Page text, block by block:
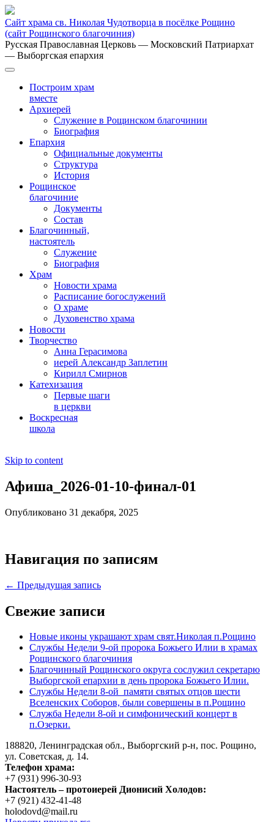
Сайт храма св. Николая Чудотворца в посёлке Рощино
(сайт Рощинского благочиния)
Русская Православная Церковь — Московский Патриархат
— Выборгская епархия
Построим храм
вместе
Архиерей
Служение в Рощинском благочинии
Биография
Епархия
Официальные документы
Структура
История
Рощинское
благочиние
Документы
Состав
Благочинный,
настоятель
Служение
Биография
Храм
Новости храма
Расписание богослужений
О храме
Духовенство храма
Новости
Творчество
Анна Герасимова
иерей Александр Заплетин
Кирилл Смирнов
Катехизация
Первые шаги
в церкви
Воскресная
школа
Skip to content
Афиша_2026-01-10-финал-01
Опубликовано 31 декабря, 2025
Навигация по записям
← Предыдущая запись
Свежие записи
Новые иконы украшают храм свят.Николая п.Рощино
Службы Недели 9-ой пророка Божьего Илии в храмах
Рощинского благочиния
Благочинный Рощинского округа сослужил секретарю
Выборгской епархии в день пророка Божьего Илии.
Службы Недели 8-ой памяти святых отцов шести
Вселенских Соборов, были совершены в п.Рощино
Служба Недели 8-ой и симфонический концерт в
п.Озерки.
188820, Ленинградская обл., Выборгский р-н, пос. Рощино,
ул. Советская, д. 14.
Телефон храма:
+7 (931) 996-30-93
Настоятель – протоиерей Дионисий Холодов:
+7 (921) 432-41-48
holodovd@mail.ru